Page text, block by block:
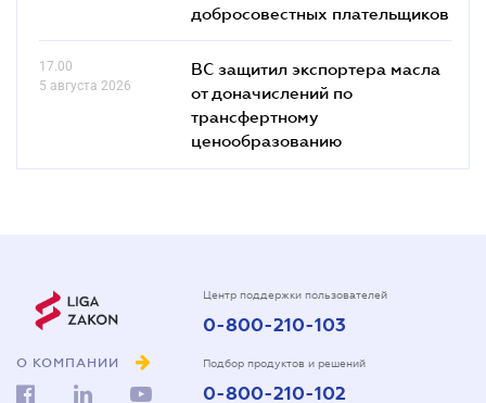
добросовестных плательщиков
17.00
5 августа 2026
ВС защитил экспортера масла
от доначислений по
трансфертному
ценообразованию
О КОМПАНИИ
Центр поддержки пользователей
0-800-210-103
Подбор продуктов и решений
0-800-210-102